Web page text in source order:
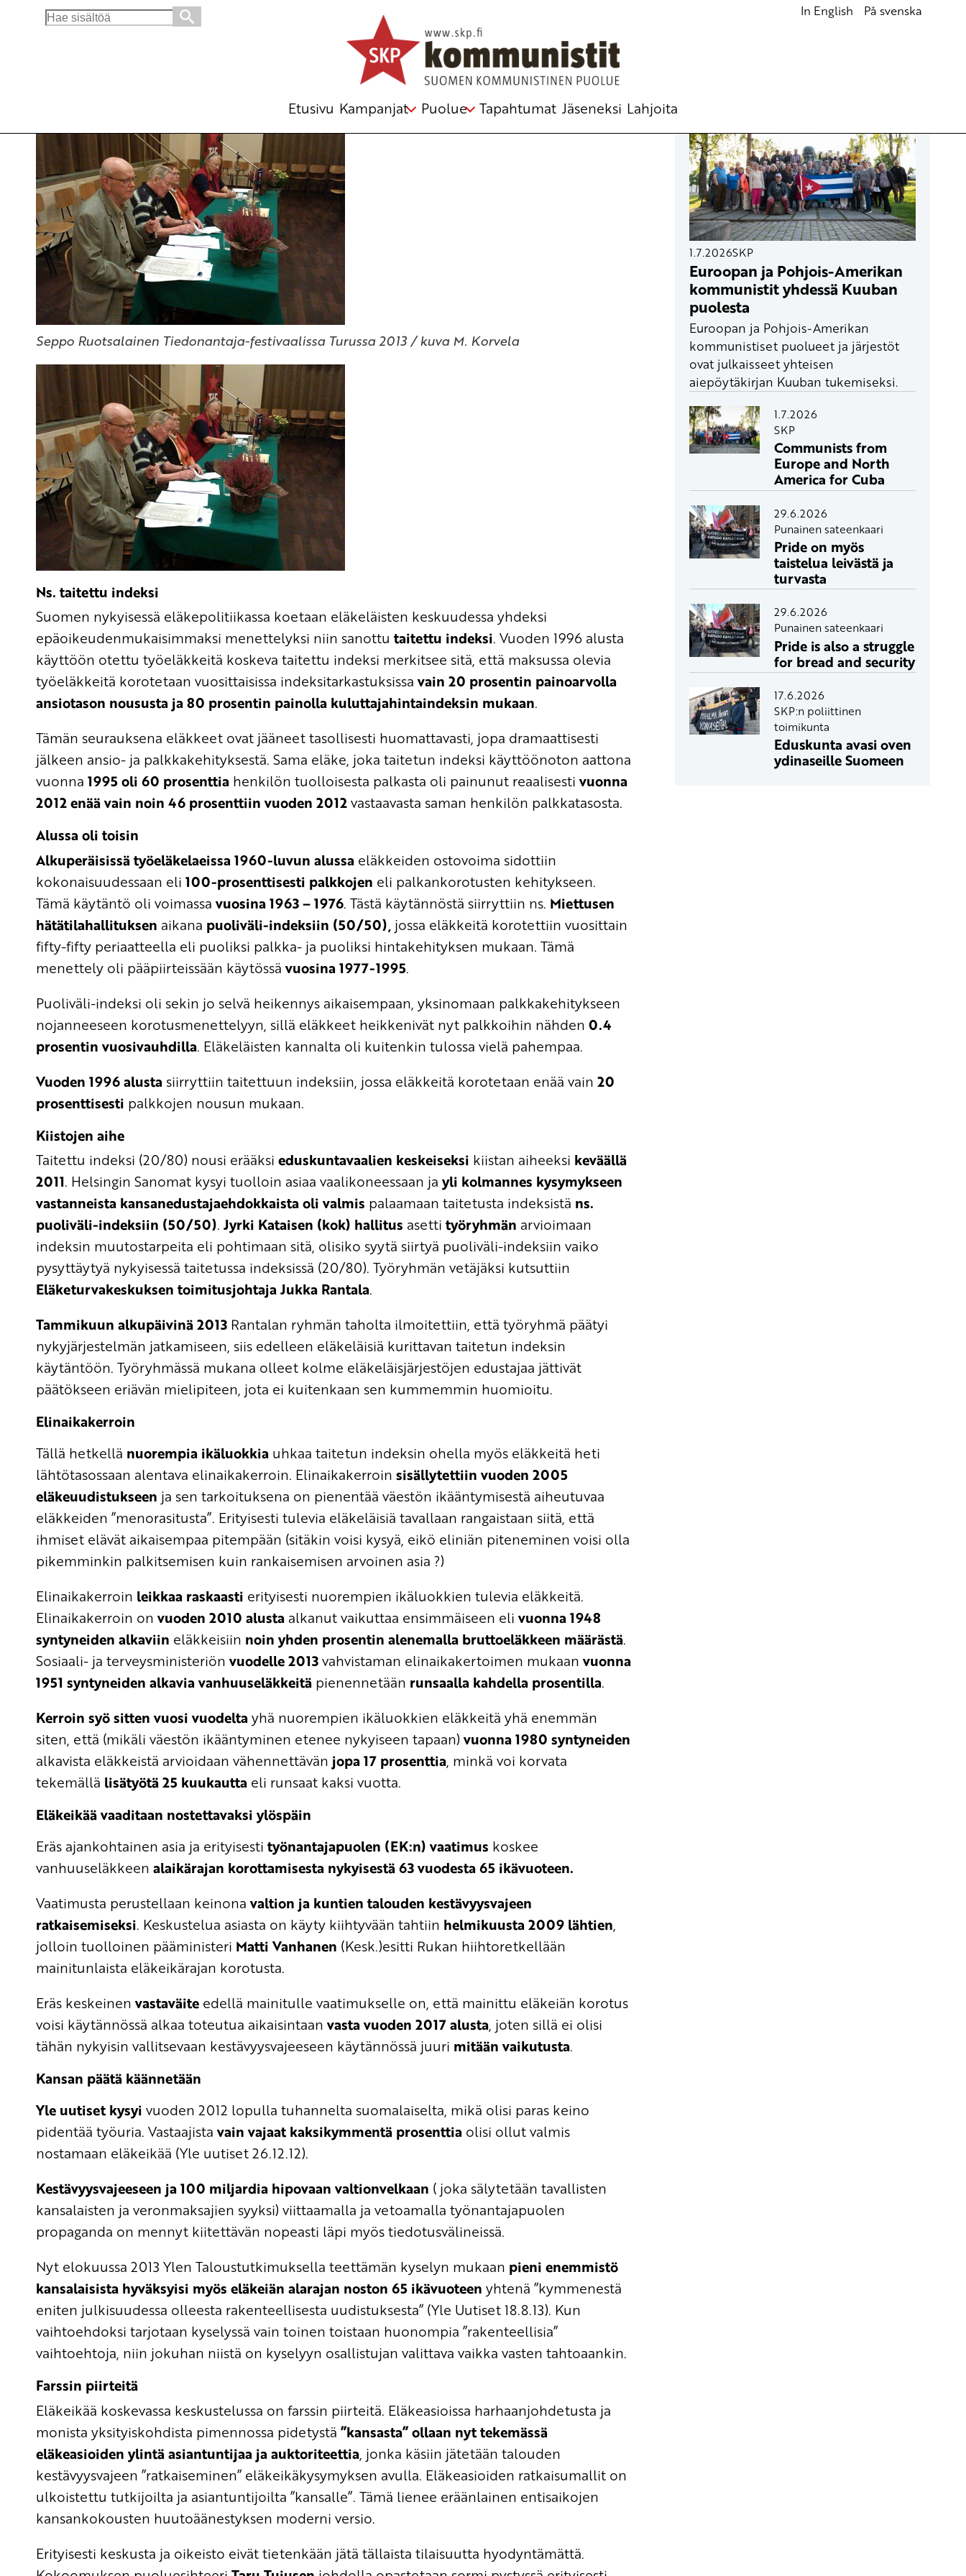
Search
In English På svenska
Etusivu Kampanjat Puolue Tapahtumat Jäseneksi Lahjoita
Seppo Ruotsalainen Tiedonantaja-festivaalissa Turussa 2013 / kuva M. Korvela
Ns. taitettu indeksi
Suomen nykyisessä eläkepolitiikassa koetaan eläkeläisten keskuudessa yhdeksi
epäoikeudenmukaisimmaksi menettelyksi niin sanottu taitettu indeksi. Vuoden 1996 alusta
käyttöön otettu työeläkkeitä koskeva taitettu indeksi merkitsee sitä, että maksussa olevia
työeläkkeitä korotetaan vuosittaisissa indeksitarkastuksissavain 20 prosentin painoarvolla
ansiotason noususta ja 80 prosentin painolla kuluttajahintaindeksin mukaan.
Tämän seurauksena eläkkeet ovat jääneet tasollisesti huomattavasti, jopa dramaattisesti
jälkeen ansio- ja palkkakehityksestä. Sama eläke, joka taitetun indeksi käyttöönoton aattona
vuonna 1995 oli 60 prosenttia henkilön tuolloisesta palkasta oli painunut reaalisestivuonna
2012 enää vain noin 46 prosenttiin vuoden 2012vastaavasta saman henkilön palkkatasosta.
Alussa oli toisin
Alkuperäisissä työeläkelaeissa 1960-luvun alussa eläkkeiden ostovoima sidottiin
kokonaisuudessaan eli 100-prosenttisesti palkkojen eli palkankorotusten kehitykseen.
Tämä käytäntö oli voimassavuosina 1963 – 1976. Tästä käytännöstä siirryttiin ns. Miettusen
hätätilahallituksen aikana puoliväli-indeksiin (50/50), jossa eläkkeitä korotettiin vuosittain
fifty-fifty periaatteella eli puoliksi palkka- ja puoliksi hintakehityksen mukaan. Tämä
menettely oli pääpiirteissään käytössävuosina 1977-1995.
Puoliväli-indeksi oli sekin jo selvä heikennys aikaisempaan, yksinomaan palkkakehitykseen
nojanneeseen korotusmenettelyyn, sillä eläkkeet heikkenivät nyt palkkoihin nähden 0.4
prosentin vuosivauhdilla. Eläkeläisten kannalta oli kuitenkin tulossa vielä pahempaa.
Vuoden 1996 alusta siirryttiin taitettuun indeksiin, jossa eläkkeitä korotetaan enää vain 20
prosenttisesti palkkojen nousun mukaan.
Kiistojen aihe
Taitettu indeksi (20/80) nousi erääksi eduskuntavaalien keskeiseksi kiistan aiheeksi keväällä
2011. Helsingin Sanomat kysyi tuolloin asiaa vaalikoneessaan ja yli kolmannes kysymykseen
vastanneista kansanedustajaehdokkaista oli valmis palaamaan taitetusta indeksistä ns.
puoliväli-indeksiin (50/50). Jyrki Kataisen (kok) hallitus asetti työryhmän arvioimaan
indeksin muutostarpeita eli pohtimaan sitä, olisiko syytä siirtyä puoliväli-indeksiin vaiko
pysyttäytyä nykyisessä taitetussa indeksissä (20/80). Työryhmän vetäjäksi kutsuttiin
Eläketurvakeskuksen toimitusjohtaja Jukka Rantala.
Tammikuun alkupäivinä 2013 Rantalan ryhmän taholta ilmoitettiin, että työryhmä päätyi
nykyjärjestelmän jatkamiseen, siis edelleen eläkeläisiä kurittavan taitetun indeksin
käytäntöön. Työryhmässä mukana olleet kolme eläkeläisjärjestöjen edustajaa jättivät
päätökseen eriävän mielipiteen, jota ei kuitenkaan sen kummemmin huomioitu.
Elinaikakerroin
Tällä hetkellä nuorempia ikäluokkia uhkaa taitetun indeksin ohella myös eläkkeitä heti
lähtötasossaan alentava elinaikakerroin. Elinaikakerroin sisällytettiin vuoden 2005
eläkeuudistukseen ja sen tarkoituksena on pienentää väestön ikääntymisestä aiheutuvaa
eläkkeiden ”menorasitusta”. Erityisesti tulevia eläkeläisiä tavallaan rangaistaan siitä, että
ihmiset elävät aikaisempaa pitempään (sitäkin voisi kysyä, eikö eliniän piteneminen voisi olla
pikemminkin palkitsemisen kuin rankaisemisen arvoinen asia ?)
Elinaikakerroin leikkaa raskaasti erityisesti nuorempien ikäluokkien tulevia eläkkeitä.
Elinaikakerroin onvuoden 2010 alusta alkanut vaikuttaa ensimmäiseen elivuonna 1948
syntyneiden alkaviin eläkkeisiin noin yhden prosentin alenemalla bruttoeläkkeen määrästä.
Sosiaali- ja terveysministeriönvuodelle 2013vahvistaman elinaikakertoimen mukaanvuonna
1951 syntyneiden alkavia vanhuuseläkkeitä pienennetään runsaalla kahdella prosentilla.
Kerroin syö sitten vuosi vuodeltayhä nuorempien ikäluokkien eläkkeitä yhä enemmän
siten, että (mikäli väestön ikääntyminen etenee nykyiseen tapaan)vuonna 1980 syntyneiden
alkavista eläkkeistä arvioidaan vähennettävän jopa 17 prosenttia, minkä voi korvata
tekemällä lisätyötä 25 kuukautta eli runsaat kaksi vuotta.
Eläkeikää vaaditaan nostettavaksi ylöspäin
Eräs ajankohtainen asia ja erityisesti työnantajapuolen (EK:n) vaatimus koskee
vanhuuseläkkeen alaikärajan korottamisesta nykyisestä 63 vuodesta 65 ikävuoteen.
Vaatimusta perustellaan keinonavaltion ja kuntien talouden kestävyysvajeen
ratkaisemiseksi. Keskustelua asiasta on käyty kiihtyvään tahtiin helmikuusta 2009 lähtien,
jolloin tuolloinen pääministeri Matti Vanhanen (Kesk.)esitti Rukan hiihtoretkellään
mainitunlaista eläkeikärajan korotusta.
Eräs keskeinenvastaväite edellä mainitulle vaatimukselle on, että mainittu eläkeiän korotus
voisi käytännössä alkaa toteutua aikaisintaanvasta vuoden 2017 alusta, joten sillä ei olisi
tähän nykyisin vallitsevaan kestävyysvajeeseen käytännössä juuri mitään vaikutusta.
Kansan päätä käännetään
Yle uutiset kysyi vuoden 2012 lopulla tuhannelta suomalaiselta, mikä olisi paras keino
pidentää työuria. Vastaajistavain vajaat kaksikymmentä prosenttia olisi ollut valmis
nostamaan eläkeikää (Yle uutiset 26.12.12).
Kestävyysvajeeseen ja 100 miljardia hipovaan valtionvelkaan ( joka sälytetään tavallisten
kansalaisten ja veronmaksajien syyksi) viittaamalla ja vetoamalla työnantajapuolen
propaganda on mennyt kiitettävän nopeasti läpi myös tiedotusvälineissä.
Nyt elokuussa 2013 Ylen Taloustutkimuksella teettämän kyselyn mukaan pieni enemmistö
kansalaisista hyväksyisi myös eläkeiän alarajan noston 65 ikävuoteen yhtenä ”kymmenestä
eniten julkisuudessa olleesta rakenteellisesta uudistuksesta” (Yle Uutiset 18.8.13). Kun
vaihtoehdoksi tarjotaan kyselyssä vain toinen toistaan huonompia ”rakenteellisia”
vaihtoehtoja, niin jokuhan niistä on kyselyyn osallistujan valittava vaikka vasten tahtoaankin.
Farssin piirteitä
Eläkeikää koskevassa keskustelussa on farssin piirteitä. Eläkeasioissa harhaanjohdetusta ja
monista yksityiskohdista pimennossa pidetystä ”kansasta” ollaan nyt tekemässä
eläkeasioiden ylintä asiantuntijaa ja auktoriteettia, jonka käsiin jätetään talouden
kestävyysvajeen ”ratkaiseminen” eläkeikäkysymyksen avulla. Eläkeasioiden ratkaisumallit on
ulkoistettu tutkijoilta ja asiantuntijoilta ”kansalle”. Tämä lienee eräänlainen entisaikojen
kansankokousten huutoäänestyksen moderni versio.
Erityisesti keskusta ja oikeisto eivät tietenkään jätä tällaista tilaisuutta hyodyntämättä.
1.7.2026SKP
Euroopan ja Pohjois-Amerikan
kommunistit yhdessä Kuuban
puolesta
Euroopan ja Pohjois-Amerikan
kommunistiset puolueet ja järjestöt
ovat julkaisseet yhteisen
aiepöytäkirjan Kuuban tukemiseksi.
1.7.2026
SKP
Communists from
Europe and North
America for Cuba
29.6.2026
Punainen sateenkaari
Pride on myös
taistelua leivästä ja
turvasta
29.6.2026
Punainen sateenkaari
Pride is also a struggle
for bread and security
17.6.2026
SKP:n poliittinen
toimikunta
Eduskunta avasi oven
ydinaseille Suomeen